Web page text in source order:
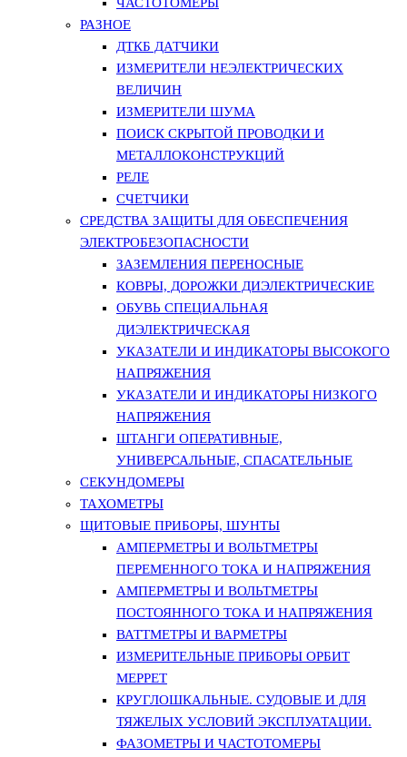
РАЗНОЕ
ДТКБ ДАТЧИКИ
ИЗМЕРИТЕЛИ НЕЭЛЕКТРИЧЕСКИХ
ВЕЛИЧИН
ИЗМЕРИТЕЛИ ШУМА
ПОИСК СКРЫТОЙ ПРОВОДКИ И
МЕТАЛЛОКОНСТРУКЦИЙ
РЕЛЕ
СЧЕТЧИКИ
СРЕДСТВА ЗАЩИТЫ ДЛЯ ОБЕСПЕЧЕНИЯ
ЭЛЕКТРОБЕЗОПАСНОСТИ
ЗАЗЕМЛЕНИЯ ПЕРЕНОСНЫЕ
КОВРЫ, ДОРОЖКИ ДИЭЛЕКТРИЧЕСКИЕ
ОБУВЬ СПЕЦИАЛЬНАЯ
ДИЭЛЕКТРИЧЕСКАЯ
УКАЗАТЕЛИ И ИНДИКАТОРЫ ВЫСОКОГО
НАПРЯЖЕНИЯ
УКАЗАТЕЛИ И ИНДИКАТОРЫ НИЗКОГО
НАПРЯЖЕНИЯ
ШТАНГИ ОПЕРАТИВНЫЕ,
УНИВЕРСАЛЬНЫЕ, СПАСАТЕЛЬНЫЕ
СЕКУНДОМЕРЫ
ТАХОМЕТРЫ
ЩИТОВЫЕ ПРИБОРЫ, ШУНТЫ
АМПЕРМЕТРЫ И ВОЛЬТМЕТРЫ
ПЕРЕМЕННОГО ТОКА И НАПРЯЖЕНИЯ
АМПЕРМЕТРЫ И ВОЛЬТМЕТРЫ
ПОСТОЯННОГО ТОКА И НАПРЯЖЕНИЯ
ВАТТМЕТРЫ И ВАРМЕТРЫ
ИЗМЕРИТЕЛЬНЫЕ ПРИБОРЫ ОРБИТ
МЕРРЕТ
КРУГЛОШКАЛЬНЫЕ. СУДОВЫЕ И ДЛЯ
ТЯЖЕЛЫХ УСЛОВИЙ ЭКСПЛУАТАЦИИ.
ФАЗОМЕТРЫ И ЧАСТОТОМЕРЫ